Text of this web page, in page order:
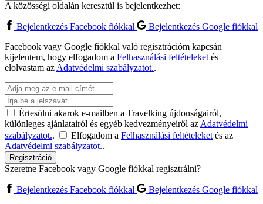
A közösségi oldalán keresztül is bejelentkezhet:
Bejelentkezés Facebook fiókkal
Bejelentkezés Google fiókkal
Facebook vagy Google fiókkal való regisztrációm kapcsán
kijelentem, hogy elfogadom a Felhasználási feltételeketés
elolvastam azAdatvédelmi szabályzatot..
Értesülni akarok e-mailben a Travelking újdonságairól,
különleges ajánlatairól és egyéb kedvezményeiről azAdatvédelmi
szabályzatot.. Elfogadom a Felhasználási feltételeketés az
Adatvédelmi szabályzatot..
Regisztráció
Szeretne Facebook vagy Google fiókkal regisztrálni?
Bejelentkezés Facebook fiókkal
Bejelentkezés Google fiókkal